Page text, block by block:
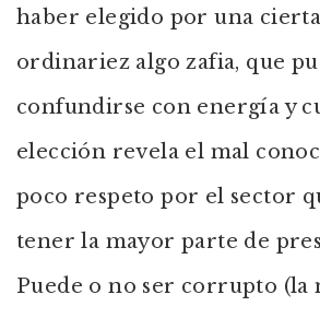
haber elegido por una
ordinariez algo zafia, que
confundirse con energía y
elección revela el mal
poco respeto por el sector
tener la mayor parte de
Puede o no ser corrupto (la